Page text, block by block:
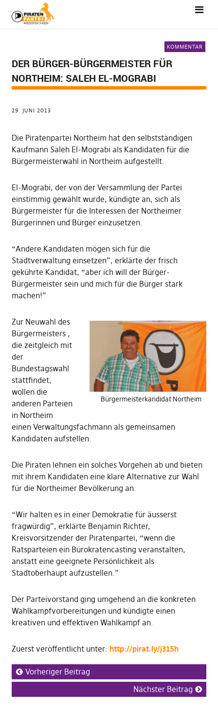
KOMMENTAR
DER BÜRGER-BÜRGERMEISTER FÜR
NORTHEIM: SALEH EL-MOGRABI
29. JUNI 2013
Die Piratenpartei Northeim hat den selbstständigen
Kaufmann Saleh El-Mograbi als Kandidaten für die
Bürgermeisterwahl in Northeim aufgestellt.
El-Mograbi, der von der Versammlung der Partei
einstimmig gewählt wurde, kündigte an, sich als
Bürgermeister für die Interessen der Northeimer
Bürgerinnen und Bürger einzusetzen.
“Andere Kandidaten mögen sich für die
Stadtverwaltung einsetzen”, erklärte der frisch
gekührte Kandidat, “aber ich will der Bürger-
Bürgermeister sein und mich für die Bürger stark
machen!”
Bürgermeisterkandidat Northeim
Zur Neuwahl des
Bürgermeisters ,
die zeitgleich mit
der
Bundestagswahl
stattfindet,
wollen die
anderen Parteien
in Northeim
einen Verwaltungsfachmann als gemeinsamen
Kandidaten aufstellen.
Die Piraten lehnen ein solches Vorgehen ab und bieten
mit ihrem Kandidaten eine klare Alternative zur Wahl
für die Northeimer Bevölkerung an.
“Wir halten es in einer Demokratie für äusserst
fragwürdig”, erklärte Benjamin Richter,
Kreisvorsitzender der Piratenpartei, “wenn die
Ratsparteien ein Bürokratencasting veranstalten,
anstatt eine geeignete Persönlichkeit als
Stadtoberhaupt aufzustellen.”
Der Parteivorstand ging umgehend an die konkreten
Wahlkampfvorbereitungen und kündigte einen
kreativen und effektiven Wahlkampf an.
Zuerst veröffentlicht unter: http://pirat.ly/j315h
Vorheriger Beitrag
Nächster Beitrag